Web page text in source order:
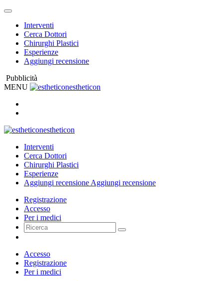
Interventi
Cerca Dottori
Chirurghi Plastici
Esperienze
Aggiungi recensione
Pubblicità
MENU
estheticon
estheticon
Interventi
Cerca Dottori
Chirurghi Plastici
Esperienze
Aggiungi recensione Aggiungi recensione
Registrazione
Accesso
Per i medici
Accesso
Registrazione
Per i medici